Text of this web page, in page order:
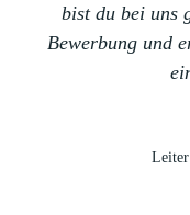
bist du bei uns
Bewerbung und